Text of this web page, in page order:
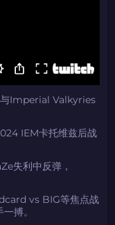
与Imperial Valkyries
IEM卡托维兹后战
失利中反弹，
vs BIG等焦点战
搏。